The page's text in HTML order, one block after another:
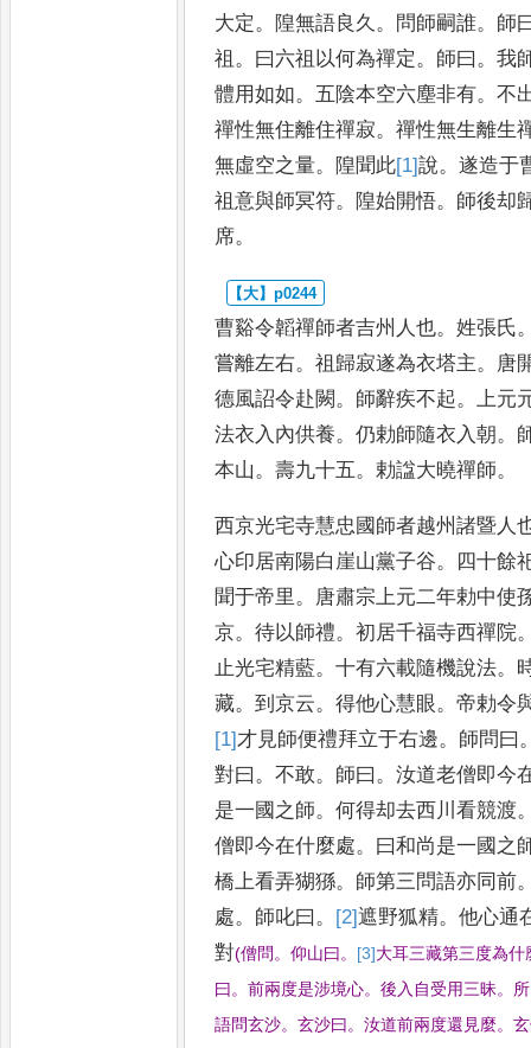
大定。 隍無語良久。 問師嗣誰。 師
祖 。 曰六祖以何為禪定。 師曰。我
體用如如。五陰本空六塵非有。不
禪性無住離住禪寂。禪性無生離生
無虛空之量。 隍聞此[1]說。遂造于
祖意與師冥符。 隍始開悟。 師後却
席。
曹谿令韜禪師者吉州人也。姓張氏
嘗離左右。祖歸寂遂為衣塔主。 唐
德風詔令赴闕。 師辭疾不起。上元
法衣入內供養。仍勅師隨衣入朝。
本山。壽九十五。勅諡大曉禪師。
西京光宅寺慧忠國師者越州諸暨人
心印居南陽白崖山黨子谷。 四十餘
聞于帝里。 唐肅宗上元二年勅中使
京。待以師禮。初居千福寺西禪院
止光宅精藍。十有六載隨機說法。
藏。到京云。得他心慧眼。帝勅令
[1]才見師便禮拜立于右邊。 師問曰
對曰。不敢。 師曰。汝道老僧即今
是一國之師。何得却去西川看競渡
僧即今在什麼處。 曰和尚是一國之
橋上看弄猢猻。 師第三問語亦同前
處。 師叱曰。 [2]遮野狐精。他心通
對(僧問 。仰山曰。 [3]大耳三藏第三度為什
曰。前兩度是涉境心。後入自受用三昧。
語問玄沙。玄沙曰。汝道前兩度還見麼。